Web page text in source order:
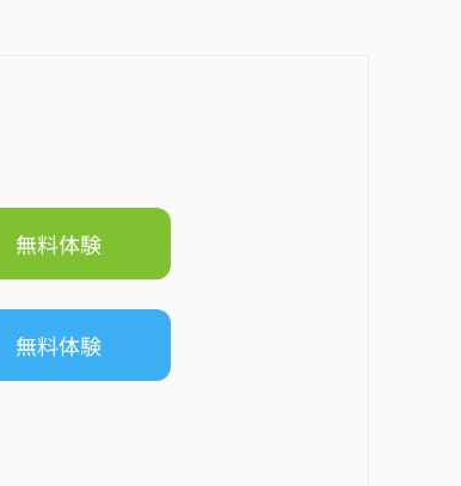
無料体験
無料体験